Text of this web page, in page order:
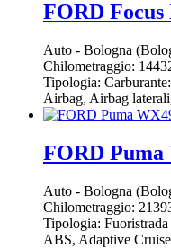
FORD Focus
Auto - Bologna
Chilometraggio:
Tipologia:
Airbag, Airbag
FORD Puma
Auto - Bologna
Chilometraggio:
Tipologia:
ABS, Adaptive